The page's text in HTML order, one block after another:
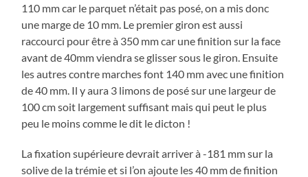
110 mm car le parquet n’était pas posé, on a mis donc
une marge de 10 mm. Le premier giron est aussi
raccourci pour être à 350 mm car une finition sur la face
avant de 40mm viendra se glisser sous le giron. Ensuite
les autres contre marches font 140 mm avec une finition
de 40 mm. Il y aura 3 limons de posé sur une largeur de
100 cm soit largement suffisant mais qui peut le plus
peu le moins comme le dit le dicton !
La fixation supérieure devrait arriver à -181 mm sur la
solive de la trémie et si l’on ajoute les 40 mm de finition